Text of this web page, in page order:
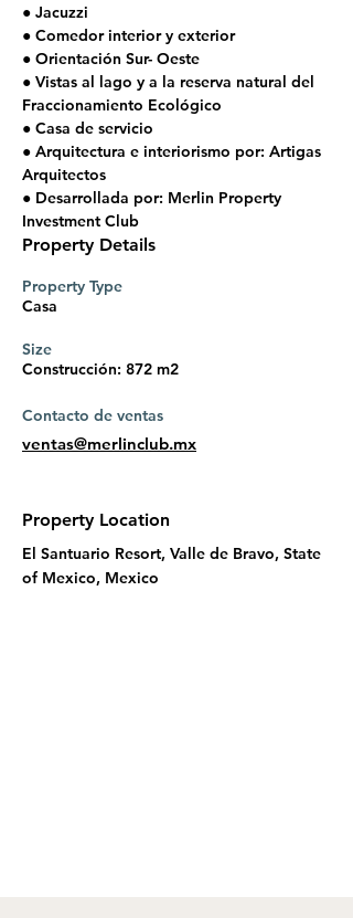
● Jacuzzi
● Comedor interior y exterior
● Orientación Sur- Oeste
● Vistas al lago y a la reserva natural del
Fraccionamiento Ecológico
● Casa de servicio
● Arquitectura e interiorismo por: Artigas
Arquitectos
● Desarrollada por: Merlin Property
Investment Club
Property Details
Property Type
Casa
Size
Construcción: 872 m2
Contacto de ventas
ventas@merlinclub.mx
Property Location
El Santuario Resort, Valle de Bravo, State
of Mexico, Mexico